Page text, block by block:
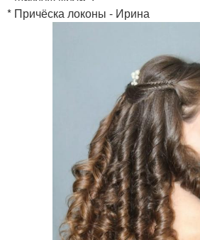
* Причёска локоны - Ирина